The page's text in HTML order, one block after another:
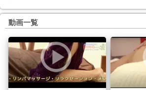
動画一覧